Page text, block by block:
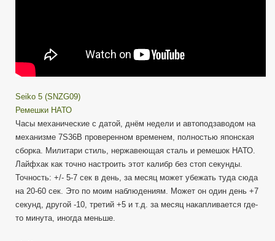
Seiko 5 (SNZG09)
Ремешки НАТО
Часы механические с датой, днём недели и автоподзаводом на
механизме 7S36B проверенном временем, полностью японская
сборка. Милитари стиль, нержавеющая сталь и ремешок НАТО.
Лайфхак как точно настроить этот калибр без стоп секунды.
Точность: +/- 5-7 сек в день, за месяц может убежать туда сюда
на 20-60 сек. Это по моим наблюдениям. Может он один день +7
секунд, другой -10, третий +5 и т.д. за месяц накапливается где-
то минута, иногда меньше.